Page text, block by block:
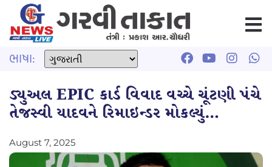
ભાષા:
ડ્યુઅલ EPIC કાર્ડ વિવાદ વચ્ચે ચૂંટણી પંચે
તેજસ્વી યાદવને રિમાઇન્ડર મોકલ્યું…
August 7, 2025